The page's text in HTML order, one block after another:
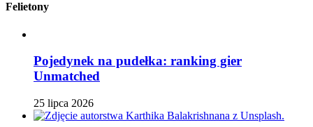
Felietony
Pojedynek na pudełka: ranking gier
Unmatched
25 lipca 2026